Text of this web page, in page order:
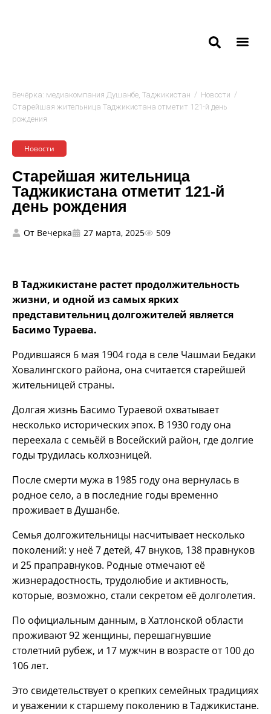
Вечёрка: медиакомпания Душанбе, Таджикистан / Новости /
Старейшая жительница Таджикистана отметит 121-й день
рождения
Новости
Старейшая жительница
Таджикистана отметит 121-й
день рождения
От Вечерка 27 марта, 2025 509
В Таджикистане растет продолжительность
жизни, и одной из самых ярких
представительниц долгожителей является
Басимо Тураева.
Родившаяся 6 мая 1904 года в селе Чашмаи Бедаки
Ховалингского района, она считается старейшей
жительницей страны.
Долгая жизнь Басимо Тураевой охватывает
несколько исторических эпох. В 1930 году она
переехала с семьёй в Восейский район, где долгие
годы трудилась колхозницей.
После смерти мужа в 1985 году она вернулась в
родное село, а в последние годы временно
проживает в Душанбе.
Семья долгожительницы насчитывает несколько
поколений: у неё 7 детей, 47 внуков, 138 правнуков
и 25 праправнуков. Родные отмечают её
жизнерадостность, трудолюбие и активность,
которые, возможно, стали секретом её долголетия.
По официальным данным, в Хатлонской области
проживают 92 женщины, перешагнувшие
столетний рубеж, и 17 мужчин в возрасте от 100 до
106 лет.
Это свидетельствует о крепких семейных традициях
и уважении к старшему поколению в Таджикистане.